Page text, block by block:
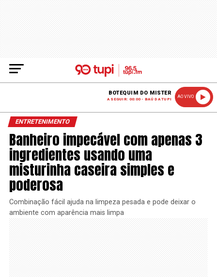
BOTEQUIM DO MISTER
A SEGUIR: 00:00 - BAÚ DA TUPI
AO VIVO
ENTRETENIMENTO
Banheiro impecável com apenas 3
ingredientes usando uma
misturinha caseira simples e
poderosa
Combinação fácil ajuda na limpeza pesada e pode deixar o
ambiente com aparência mais limpa